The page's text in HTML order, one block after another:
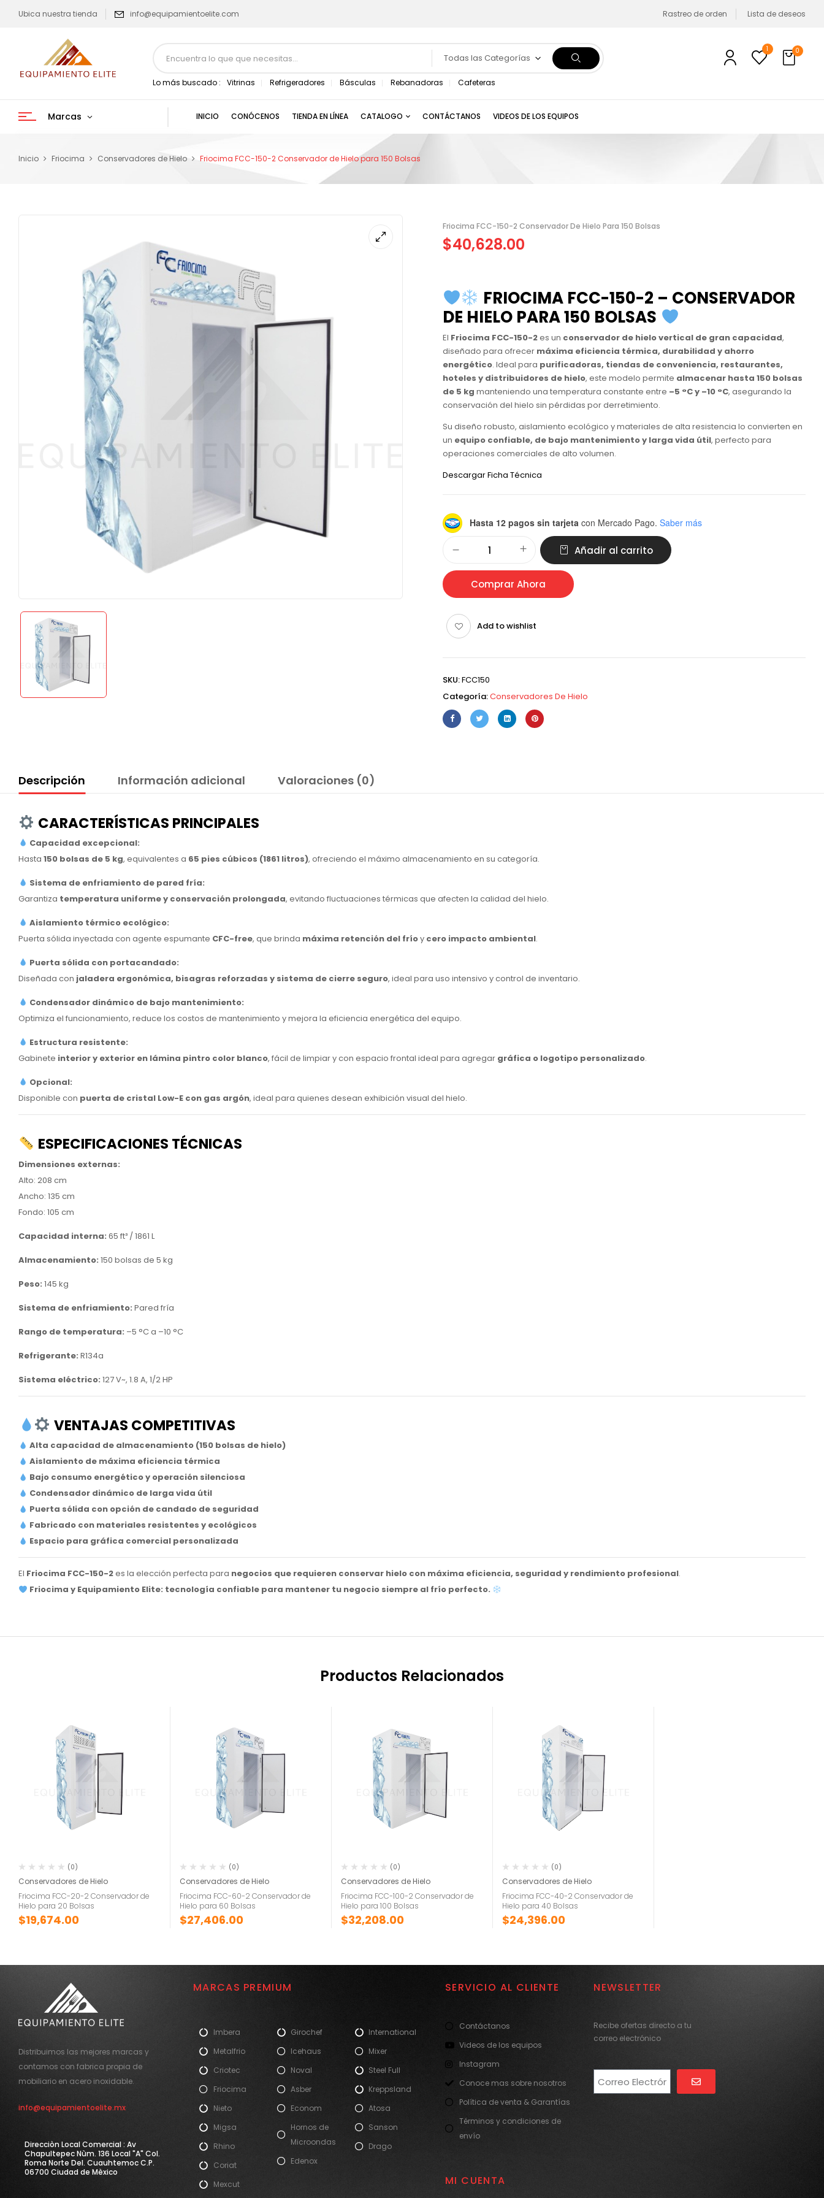
Ubica nuestra tienda info@equipamientoelite.com Rastreo de orden Lista de deseos
Todas las Categorías
Lo más buscado : Vitrinas Refrigeradores Básculas Rebanadoras Cafeteras
1 0
Marcas INICIO CONÓCENOS TIENDA EN LÍNEA CATALOGO CONTÁCTANOS VIDEOS DE LOS EQUIPOS
Inicio Friocima Conservadores de Hielo Friocima FCC-150-2 Conservador de Hielo para 150 Bolsas
Friocima FCC-150-2 Conservador De Hielo Para 150 Bolsas
$40,628.00
FRIOCIMA FCC-150-2 – CONSERVADOR
DE HIELO PARA 150 BOLSAS
El Friocima FCC-150-2es un conservador de hielo vertical de gran capacidad,
diseñado para ofrecer máxima eficiencia térmica, durabilidad y ahorro
energético. Ideal para purificadoras, tiendas de conveniencia, restaurantes,
hoteles y distribuidores de hielo, este modelo permite almacenar hasta 150 bolsas
de 5 kg manteniendo una temperatura constante entre –5 °C y –10 °C, asegurando la
conservación del hielo sin pérdidas por derretimiento.
Su diseño robusto, aislamiento ecológico y materiales de alta resistencia lo convierten en
un equipo confiable, de bajo mantenimiento y larga vida útil, perfecto para
operaciones comerciales de alto volumen.
Descargar Ficha Técnica
Hasta 12 pagos sin tarjeta con Mercado Pago. Saber más
Añadir al carrito
Comprar Ahora
Add to wishlist
SKU:FCC150
Categoría:Conservadores De Hielo
Descripción Información adicional Valoraciones (0)
CARACTERÍSTICAS PRINCIPALES
Capacidad excepcional:
Hasta 150 bolsas de 5 kg, equivalentes a 65 pies cúbicos (1861 litros), ofreciendo el máximo almacenamiento en su categoría.
Sistema de enfriamiento de pared fría:
Garantiza temperatura uniforme y conservación prolongada, evitando fluctuaciones térmicas que afecten la calidad del hielo.
Aislamiento térmico ecológico:
Puerta sólida inyectada con agente espumante CFC-free, que brinda máxima retención del fríoy cero impacto ambiental.
Puerta sólida con portacandado:
Diseñada con jaladera ergonómica, bisagras reforzadas y sistema de cierre seguro, ideal para uso intensivo y control de inventario.
Condensador dinámico de bajo mantenimiento:
Optimiza el funcionamiento, reduce los costos de mantenimiento y mejora la eficiencia energética del equipo.
Estructura resistente:
Gabinete interior y exterior en lámina pintro color blanco, fácil de limpiar y con espacio frontal ideal para agregar gráfica o logotipo personalizado.
Opcional:
Disponible con puerta de cristal Low-E con gas argón, ideal para quienes desean exhibición visual del hielo.
ESPECIFICACIONES TÉCNICAS
Dimensiones externas:
Alto: 208 cm
Ancho: 135 cm
Fondo: 105 cm
Capacidad interna: 65 ft³ / 1861 L
Almacenamiento: 150 bolsas de 5 kg
Peso: 145 kg
Sistema de enfriamiento: Pared fría
Rango de temperatura: –5 °C a –10 °C
Refrigerante: R134a
Sistema eléctrico: 127 V~, 1.8 A, 1/2 HP
VENTAJAS COMPETITIVAS
Alta capacidad de almacenamiento (150 bolsas de hielo)
Aislamiento de máxima eficiencia térmica
Bajo consumo energético y operación silenciosa
Condensador dinámico de larga vida útil
Puerta sólida con opción de candado de seguridad
Fabricado con materiales resistentes y ecológicos
Espacio para gráfica comercial personalizada
El Friocima FCC-150-2es la elección perfecta para negocios que requieren conservar hielo con máxima eficiencia, seguridad y rendimiento profesional.
Friocima y Equipamiento Elite: tecnología confiable para mantener tu negocio siempre al frío perfecto.
Productos Relacionados
(0)
Conservadores de Hielo
Friocima FCC-20-2 Conservador de
Hielo para 20 Bolsas
$19,674.00
(0)
Conservadores de Hielo
Friocima FCC-60-2 Conservador de
Hielo para 60 Bolsas
$27,406.00
(0)
Conservadores de Hielo
Friocima FCC-100-2 Conservador de
Hielo para 100 Bolsas
$32,208.00
(0)
Conservadores de Hielo
Friocima FCC-40-2 Conservador de
Hielo para 40 Bolsas
$24,396.00
Distribuimos las mejores marcas y
contamos con fabrica propia de
mobiliario en acero inoxidable.
info@equipamientoelite.mx
Direcciòn Local Comercial : Av
Chapultepec Nùm. 136 Local "A" Col.
Roma Norte Del. Cuauhtemoc C.P.
06700 Ciudad de Mèxico
MARCAS PREMIUM
Imbera
Metalfrio
Criotec
Friocima
Nieto
Migsa
Rhino
Coriat
Mexcut
Girochef
Icehaus
Noval
Asber
Econom
Hornos de
Microondas
Edenox
International
Mixer
Steel Full
Kreppsland
Atosa
Sanson
Drago
SERVICIO AL CLIENTE
Contáctanos
Videos de los equipos
Instagram
Conoce mas sobre nosotros
Política de venta & Garantías
Términos y condiciones de
envío
MI CUENTA
NEWSLETTER
Recibe ofertas directo a tu
correo electrónico